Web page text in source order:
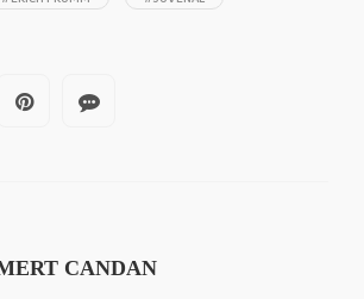
CANDAN